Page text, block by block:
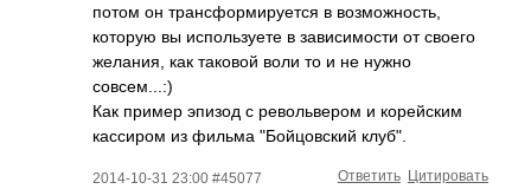
потом он трансформируется в возможность,
которую вы используете в зависимости от своего
желания, как таковой воли то и не нужно
совсем...:)
Как пример эпизод с револьвером и корейским
кассиром из фильма "Бойцовский клуб".
2014-10-31 23:00 #45077 Цитировать
Ответить